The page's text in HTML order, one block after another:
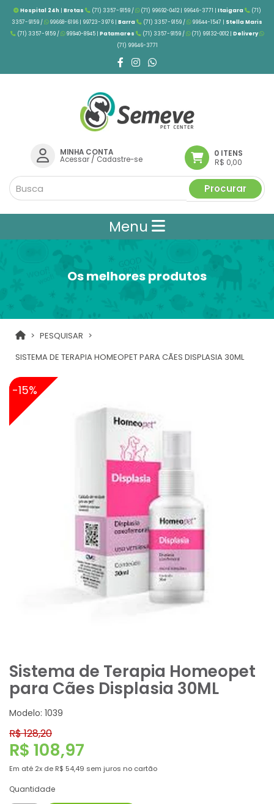
Hospital 24h| Brotas (71) 3357-9159 / (71) 99692-0412 | 99646-3771 | Itaigara
(71)
3357-9159 /
99668-6196 | 99723-3976 | Barra (71) 3357-9159 / 99644-1547 | Stella Maris
(71) 3357-9159 /
99940-8945 | Patamares (71) 3357-9159 / (71) 99132-0012 | Delivery
(71) 99646-3771
MINHA CONTA
Acessar/ Cadastre-se
0 ITENS
R$ 0,00
Procurar
Menu
Os melhores produtos
PESQUISAR
SISTEMA DE TERAPIA HOMEOPET PARA CÃES DISPLASIA 30ML
-15%
Sistema de Terapia Homeopet
para Cães Displasia 30ML
Modelo: 1039
R$ 128,20
R$ 108,97
Em até 2x de R$ 54,49 sem juros no cartão
Quantidade